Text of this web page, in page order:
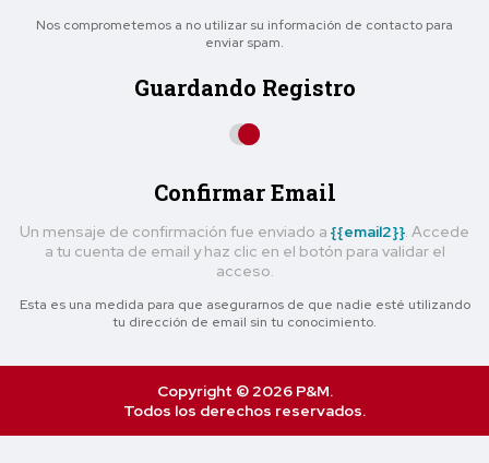
Nos comprometemos a no utilizar su información de contacto para
enviar spam.
Guardando Registro
Confirmar Email
Un mensaje de confirmación fue enviado a {{email2}}. Accede
a tu cuenta de email y haz clic en el botón para validar el
acceso.
Esta es una medida para que asegurarnos de que nadie esté utilizando
tu dirección de email sin tu conocimiento.
Copyright © 2026 P&M.
Todos los derechos reservados.